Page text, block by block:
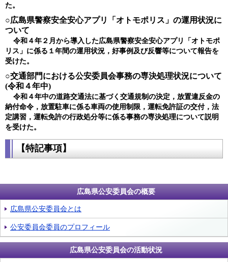
た。
○広島県警察安全安心アプリ「オトモポリス」の運用状況に
ついて
令和４年２月から導入した広島県警察安全安心アプリ「オトモポ
リス」に係る１年間の運用状況，好事例及び反響等について報告を
受けた。
○交通部門における公安委員会事務の専決処理状況について
(令和４年中)
令和４年中の道路交通法に基づく交通規制の決定，放置違反金の
納付命令，放置駐車に係る車両の使用制限，運転免許証の交付，法
定講習，運転免許の行政処分等に係る事務の専決処理について説明
を受けた​。
【特記事項】
広島県公安委員会の概要
広島県公安委員会とは
公安委員会委員のプロフィール
広島県公安委員会の活動状況